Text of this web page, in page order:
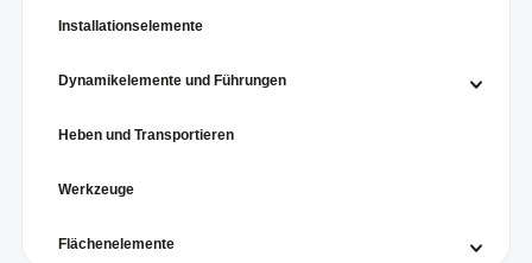
Installationselemente
Dynamikelemente und Führungen
Heben und Transportieren
Werkzeuge
Flächenelemente